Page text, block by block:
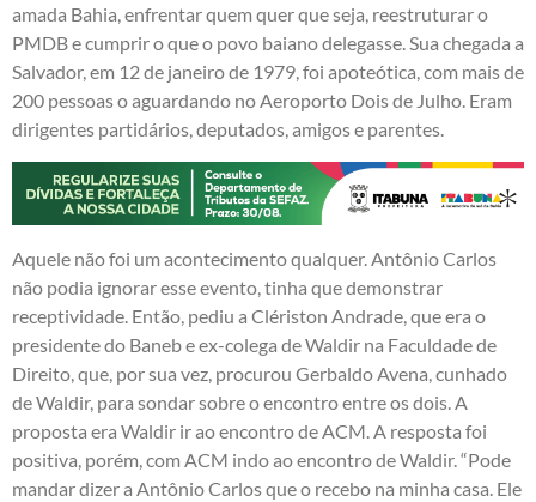
amada Bahia, enfrentar quem quer que seja, reestruturar o
PMDB e cumprir o que o povo baiano delegasse. Sua chegada a
Salvador, em 12 de janeiro de 1979, foi apoteótica, com mais de
200 pessoas o aguardando no Aeroporto Dois de Julho. Eram
dirigentes partidários, deputados, amigos e parentes.
Aquele não foi um acontecimento qualquer. Antônio Carlos
não podia ignorar esse evento, tinha que demonstrar
receptividade. Então, pediu a Clériston Andrade, que era o
presidente do Baneb e ex-colega de Waldir na Faculdade de
Direito, que, por sua vez, procurou Gerbaldo Avena, cunhado
de Waldir, para sondar sobre o encontro entre os dois. A
proposta era Waldir ir ao encontro de ACM. A resposta foi
positiva, porém, com ACM indo ao encontro de Waldir. “Pode
mandar dizer a Antônio Carlos que o recebo na minha casa. Ele